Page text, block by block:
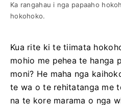
Ka rangahau i nga papaaho
hokohoko.
Kua rite ki te tiimata
mohio me pehea te hanga
moni? He maha nga
te wa o te rehitatanga me
na te kore marama o nga